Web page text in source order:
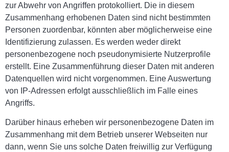
zur Abwehr von Angriffen protokolliert. Die in diesem
Zusammenhang erhobenen Daten sind nicht bestimmten
Personen zuordenbar, könnten aber möglicherweise eine
Identifizierung zulassen. Es werden weder direkt
personenbezogene noch pseudonymisierte Nutzerprofile
erstellt. Eine Zusammenführung dieser Daten mit anderen
Datenquellen wird nicht vorgenommen. Eine Auswertung
von IP-Adressen erfolgt ausschließlich im Falle eines
Angriffs.
Darüber hinaus erheben wir personenbezogene Daten im
Zusammenhang mit dem Betrieb unserer Webseiten nur
dann, wenn Sie uns solche Daten freiwillig zur Verfügung